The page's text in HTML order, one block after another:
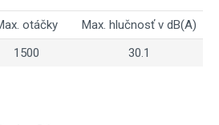
otáčky
Max. hlučnosť v dB(A)
1500 30.1